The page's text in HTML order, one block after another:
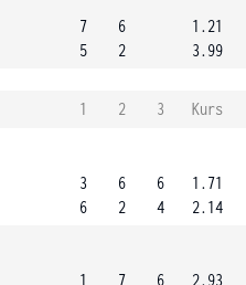
7
5
6
2
1.21
3.99
1 2 3
Kurs
3
6
6
2
6
4
1.71
2.14
1
7
6
2.93